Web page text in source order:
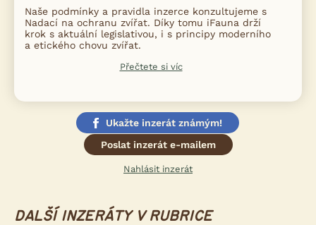
Naše podmínky a pravidla inzerce konzultujeme s
Nadací na ochranu zvířat. Díky tomu iFauna drží
krok s aktuální legislativou, i s principy moderního
a etického chovu zvířat.
Přečtete si víc
Ukažte inzerát známým!
Poslat inzerát e-mailem
Nahlásit inzerát
DALŠÍ INZERÁTY V RUBRICE